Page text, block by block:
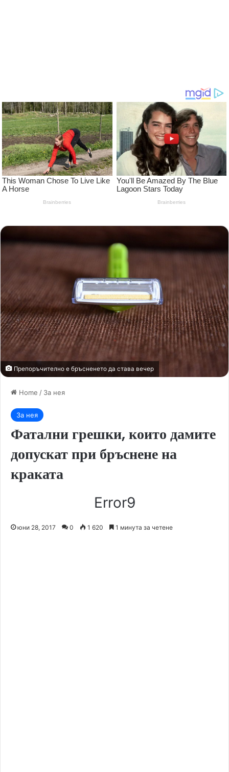
Препоръчително е бръсненето да става вечер
Home / За нея
За нея
Фатални грешки, които дамите
допускат при бръснене на
краката
Error9
юни 28, 2017 0 1 620 1 минута за четене